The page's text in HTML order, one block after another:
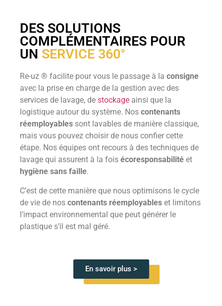
DES SOLUTIONS
COMPLÉMENTAIRES POUR
UN SERVICE 360°
Re-uz ® facilite pour vous le passage à la consigne
avec la prise en charge de la gestion avec des
services de lavage, de stockage ainsi que la
logistique autour du système. Nos contenants
réemployables sont lavables de manière classique,
mais vous pouvez choisir de nous confier cette
étape. Nos équipes ont recours à des techniques de
lavage qui assurent à la fois écoresponsabilité et
hygiène sans faille.
C’est de cette manière que nous optimisons le cycle
de vie de nos contenants réemployables et limitons
l’impact environnemental que peut générer le
plastique s’il est mal géré.
En savoir plus >